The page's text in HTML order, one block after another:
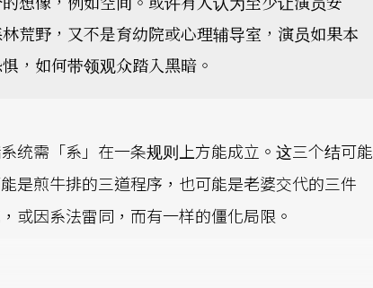
荒野，又不是育幼院或心理辅导室，演员如果本
，如何带领观众踏入黑暗。
统需「系」在一条规则上方能成立。这三个结可能
是煎牛排的三道程序，也可能是老婆交代的三件
或因系法雷同，而有一样的僵化局限。